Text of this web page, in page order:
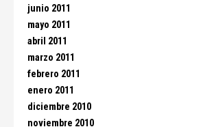
junio 2011
mayo 2011
abril 2011
marzo 2011
febrero 2011
enero 2011
diciembre 2010
noviembre 2010